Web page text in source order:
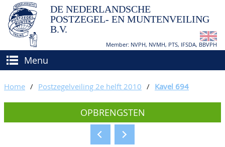
DE NEDERLANDSCHE
POSTZEGEL- EN MUNTENVEILING
B.V.
Member: NVPH, NVMH, PTS, IFSDA, BBVPH
Menu
(VER)KOPEN
Hoe verkopen?
BIEDEN
Home / Postzegelveiling 2e helft 2010 / Kavel 694
OPBRENGSTEN